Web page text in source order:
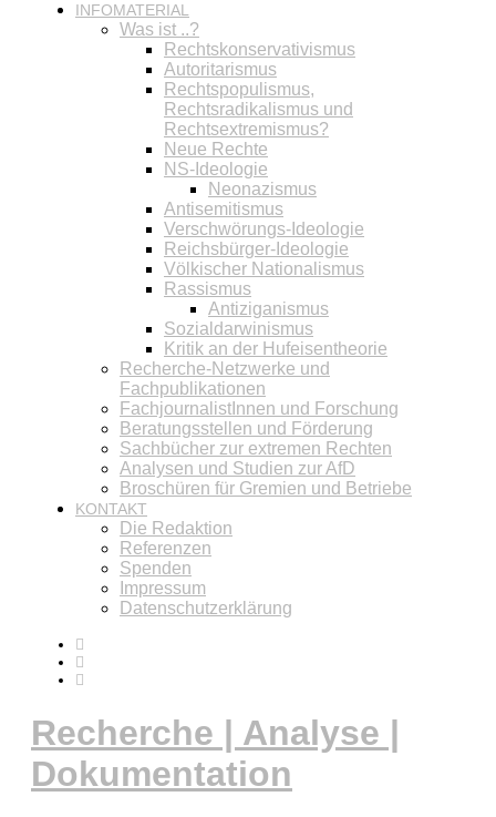
INFOMATERIAL
Was ist ..?
Rechtskonservativismus
Autoritarismus
Rechtspopulismus,
Rechtsradikalismus und
Rechtsextremismus?
Neue Rechte
NS-Ideologie
Neonazismus
Antisemitismus
Verschwörungs-Ideologie
Reichsbürger-Ideologie
Völkischer Nationalismus
Rassismus
Antiziganismus
Sozialdarwinismus
Kritik an der Hufeisentheorie
Recherche-Netzwerke und
Fachpublikationen
FachjournalistInnen und Forschung
Beratungsstellen und Förderung
Sachbücher zur extremen Rechten
Analysen und Studien zur AfD
Broschüren für Gremien und Betriebe
KONTAKT
Die Redaktion
Referenzen
Spenden
Impressum
Datenschutzerklärung
Recherche | Analyse |
Dokumentation